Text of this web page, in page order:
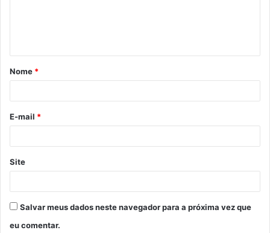
á
r
*
Nome *
E-mail *
Site
Salvar meus dados neste navegador para a próxima vez que
eu comentar.